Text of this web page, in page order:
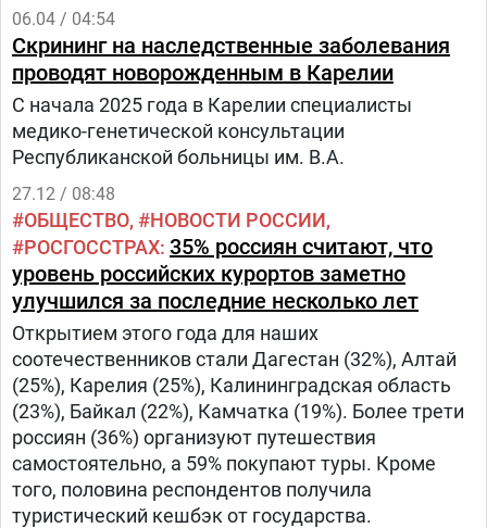
06.04 / 04:54
Скрининг на наследственные заболевания
проводят новорожденным в Карелии
С начала 2025 года в Карелии специалисты
медико-генетической консультации
Республиканской больницы им. В.А.
27.12 / 08:48
ОБЩЕСТВО
НОВОСТИ РОССИИ
РОСГОССТРАХ 35% россиян считают, что
уровень российских курортов заметно
улучшился за последние несколько лет
Открытием этого года для наших
соотечественников стали Дагестан (32%), Алтай
(25%), Карелия (25%), Калининградская область
(23%), Байкал (22%), Камчатка (19%). Более трети
россиян (36%) организуют путешествия
самостоятельно, а 59% покупают туры. Кроме
того, половина респондентов получила
туристический кешбэк от государства.